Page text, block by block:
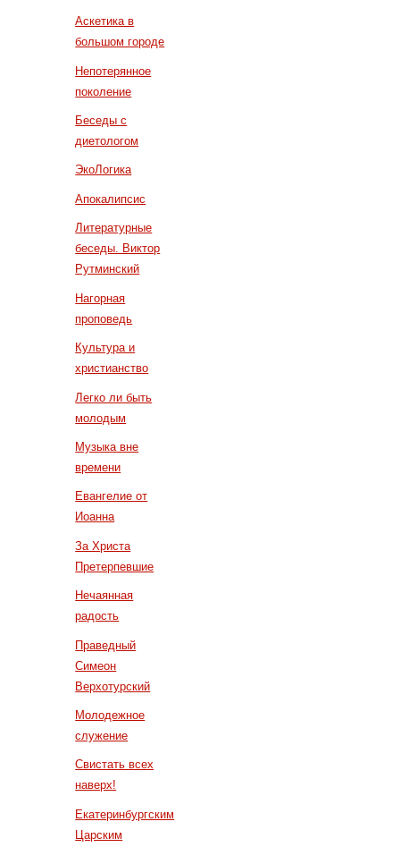
Аскетика в
большом городе
Непотерянное
поколение
Беседы с
диетологом
ЭкоЛогика
Апокалипсис
Литературные
беседы. Виктор
Рутминский
Нагорная
проповедь
Культура и
христианство
Легко ли быть
молодым
Музыка вне
времени
Евангелие от
Иоанна
За Христа
Претерпевшие
Нечаянная
радость
Праведный
Симеон
Верхотурский
Молодежное
служение
Свистать всех
наверх!
Екатеринбургским
Царским